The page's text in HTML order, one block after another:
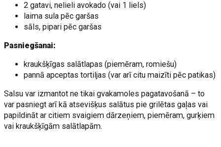
2 gatavi, nelieli avokado (vai 1 liels)
laima sula pēc garšas
sāls, pipari pēc garšas
Pasniegšanai:
kraukšķīgas salātlapas (piemēram, romiešu)
pannā apceptas tortiljas (var arī citu maizīti pēc patikas)
Salsu var izmantot ne tikai gvakamoles pagatavošanā – to
var pasniegt arī kā atsevišķus salātus pie grilētas gaļas vai
papildināt ar citiem svaigiem dārzeņiem, piemēram, gurķiem
vai kraukšķīgām salātlapām.